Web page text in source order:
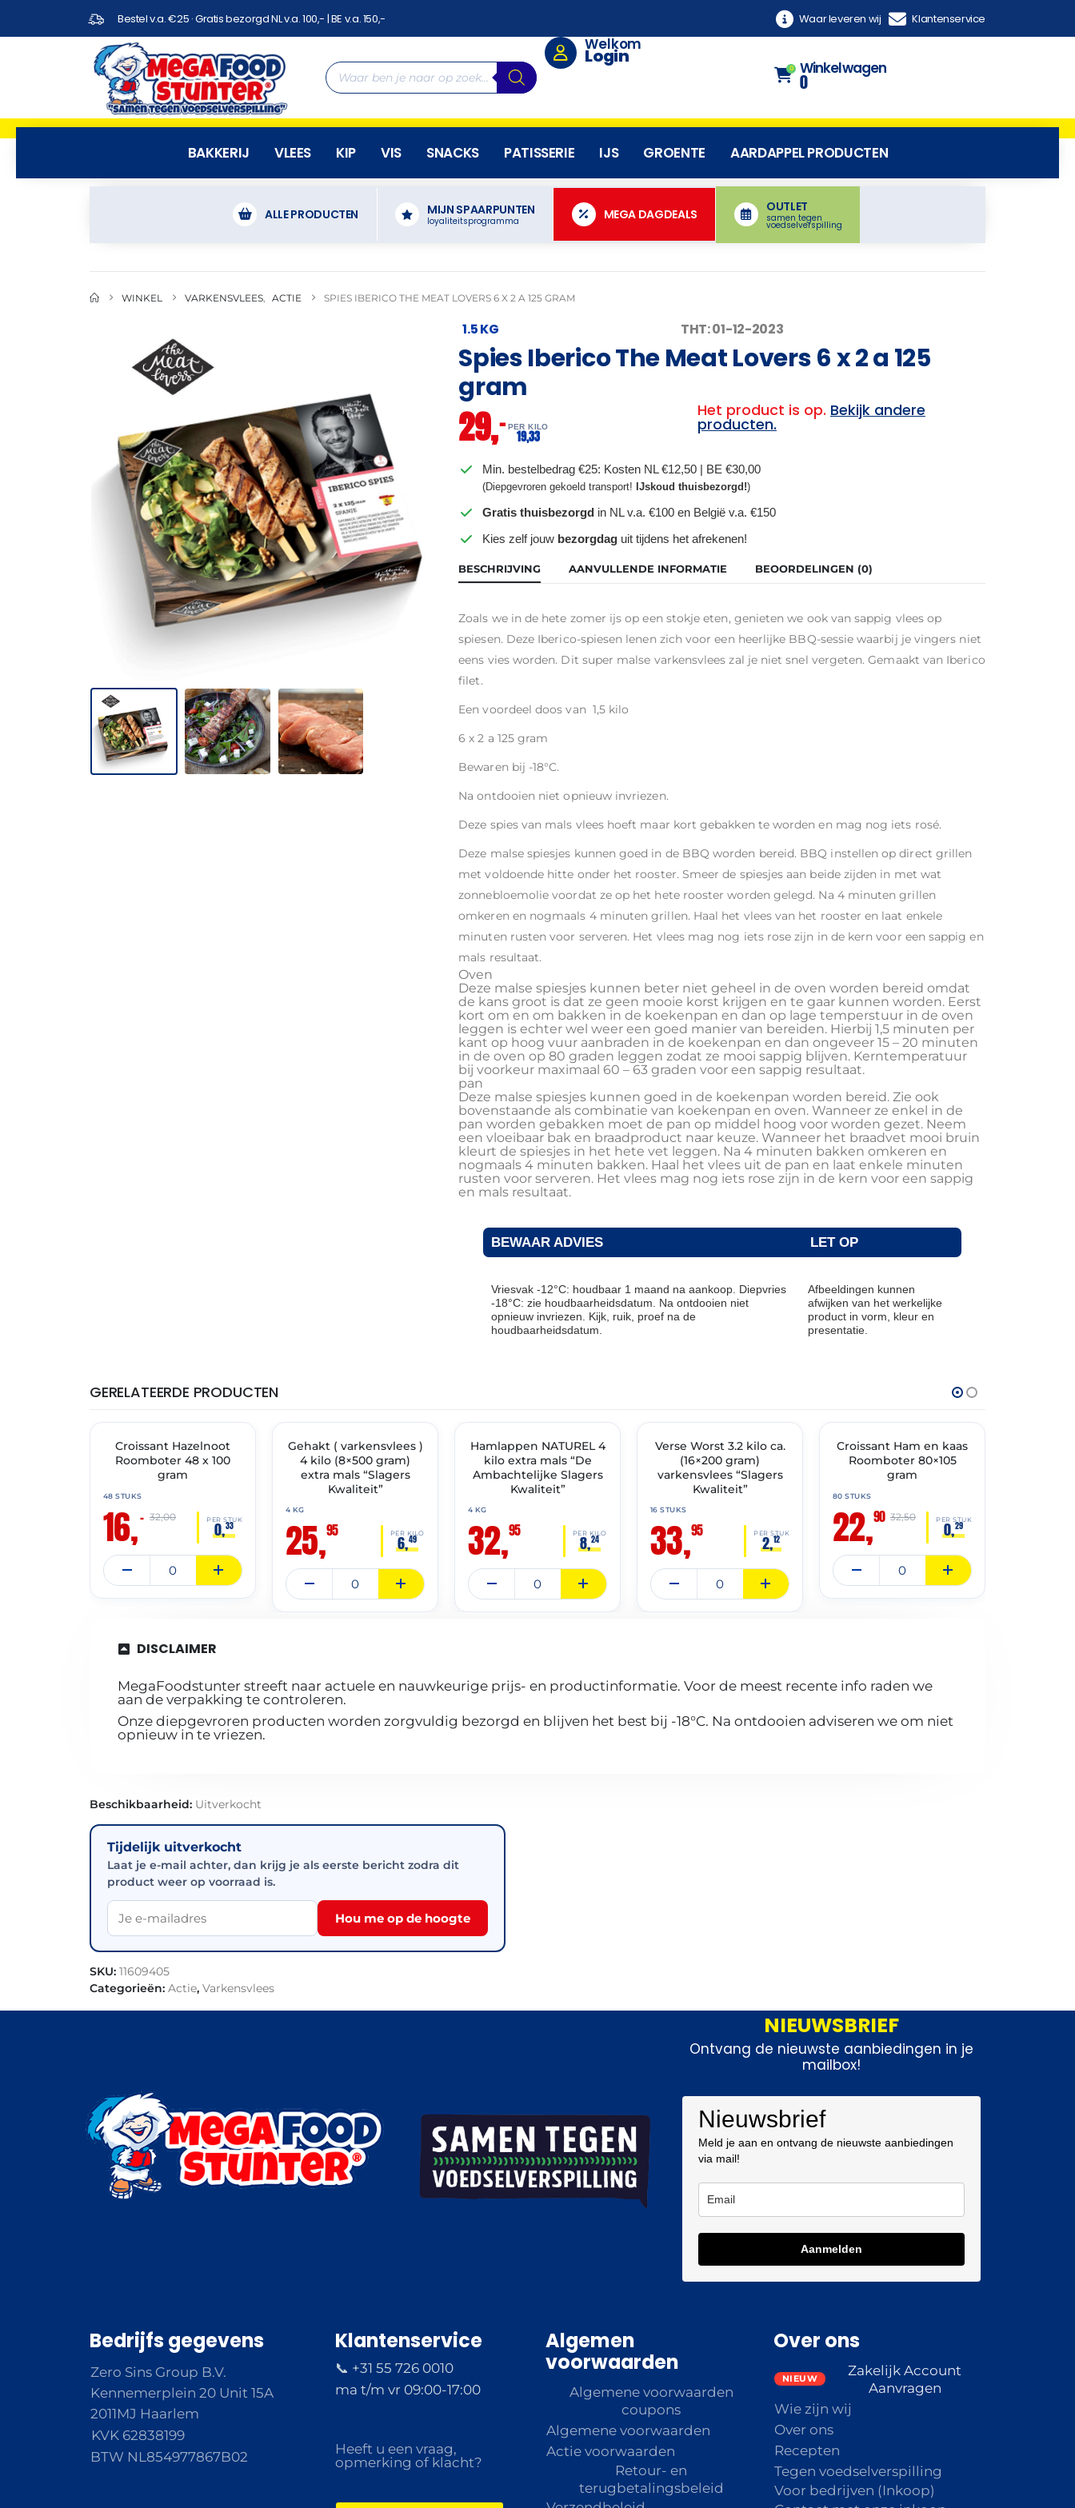
Bestel v.a. €25 · Gratis bezorgd NL v.a. 100,- | BE v.a. 150,- Waar leveren wij Klantenservice
Welkom
Login
0 Winkelwagen
0
BAKKERIJ VLEES KIP VIS SNACKS PATISSERIE IJS GROENTE AARDAPPEL PRODUCTEN
ALLE PRODUCTEN MIJN SPAARPUNTEN
loyaliteitsprogramma MEGA DAGDEALS
OUTLET
samen tegen
voedselverspilling
WINKEL VARKENSVLEES ACTIE SPIES IBERICO THE MEAT LOVERS 6 X 2 A 125 GRAM
1.5 KG THT: 01-12-2023
Spies Iberico The Meat Lovers 6 x 2 a 125
gram
29,– PER KILO
19,33
Het product is op. Bekijk andere
producten.
Min. bestelbedrag €25: Kosten NL €12,50 | BE €30,00
(Diepgevroren gekoeld transport!IJskoud thuisbezorgd!)
Gratis thuisbezorgd in NL v.a. €100 en België v.a. €150
Kies zelf jouw bezorgdag uit tijdens het afrekenen!
BESCHRIJVING AANVULLENDE INFORMATIE BEOORDELINGEN (0)
Zoals we in de hete zomer ijs op een stokje eten, genieten we ook van sappig vlees op
spiesen. Deze Iberico-spiesen lenen zich voor een heerlijke BBQ-sessie waarbij je vingers niet
eens vies worden. Dit super malse varkensvlees zal je niet snel vergeten. Gemaakt van Iberico
filet.
Een voordeel doos van 1,5 kilo
6 x 2 a 125 gram
Bewaren bij -18°C.
Na ontdooien niet opnieuw invriezen.
Deze spies van mals vlees hoeft maar kort gebakken te worden en mag nog iets rosé.
Deze malse spiesjes kunnen goed in de BBQ worden bereid. BBQ instellen op direct grillen
met voldoende hitte onder het rooster. Smeer de spiesjes aan beide zijden in met wat
zonnebloemolie voordat ze op het hete rooster worden gelegd. Na 4 minuten grillen
omkeren en nogmaals 4 minuten grillen. Haal het vlees van het rooster en laat enkele
minuten rusten voor serveren. Het vlees mag nog iets rose zijn in de kern voor een sappig en
mals resultaat.
Oven
Deze malse spiesjes kunnen beter niet geheel in de oven worden bereid omdat
de kans groot is dat ze geen mooie korst krijgen en te gaar kunnen worden. Eerst
kort om en om bakken in de koekenpan en dan op lage temperstuur in de oven
leggen is echter wel weer een goed manier van bereiden. Hierbij 1,5 minuten per
kant op hoog vuur aanbraden in de koekenpan en dan ongeveer 15 – 20 minuten
in de oven op 80 graden leggen zodat ze mooi sappig blijven. Kerntemperatuur
bij voorkeur maximaal 60 – 63 graden voor een sappig resultaat.
pan
Deze malse spiesjes kunnen goed in de koekenpan worden bereid. Zie ook
bovenstaande als combinatie van koekenpan en oven. Wanneer ze enkel in de
pan worden gebakken moet de pan op middel hoog voor worden gezet. Neem
een vloeibaar bak en braadproduct naar keuze. Wanneer het braadvet mooi bruin
kleurt de spiesjes in het hete vet leggen. Na 4 minuten bakken omkeren en
nogmaals 4 minuten bakken. Haal het vlees uit de pan en laat enkele minuten
rusten voor serveren. Het vlees mag nog iets rose zijn in de kern voor een sappig
en mals resultaat.
BEWAAR ADVIES LET OP
Vriesvak -12°C: houdbaar 1 maand na aankoop. Diepvries
-18°C: zie houdbaarheidsdatum. Na ontdooien niet
opnieuw invriezen. Kijk, ruik, proef na de
houdbaarheidsdatum.
Afbeeldingen kunnen
afwijken van het werkelijke
product in vorm, kleur en
presentatie.
GERELATEERDE PRODUCTEN
🔥 OP=OP
Croissant Hazelnoot
Roomboter 48 x 100
gram
48 STUKS
16,– PER STUK
0,33
32,00
✓ VAST ASSORTIMENT
Gehakt ( varkensvlees )
4 kilo (8×500 gram)
extra mals “Slagers
Kwaliteit”
4 KG
25,95 PER KILO
6,49
✓ VAST ASSORTIMENT
Hamlappen NATUREL 4
kilo extra mals “De
Ambachtelijke Slagers
Kwaliteit”
4 KG
32,95 PER KILO
8,24
✓ VAST ASSORTIMENT
Verse Worst 3.2 kilo ca.
(16×200 gram)
varkensvlees “Slagers
Kwaliteit”
16 STUKS
33,95 PER STUK
2,12
🔥 OP=OP
Croissant Ham en kaas
Roomboter 80×105
gram
80 STUKS
22,90 PER STUK
0,29
32,50
DISCLAIMER
MegaFoodstunter streeft naar actuele en nauwkeurige prijs- en productinformatie. Voor de meest recente info raden we
aan de verpakking te controleren.
Onze diepgevroren producten worden zorgvuldig bezorgd en blijven het best bij -18°C. Na ontdooien adviseren we om niet
opnieuw in te vriezen.
Beschikbaarheid: Uitverkocht
Tijdelijk uitverkocht
Laat je e-mail achter, dan krijg je als eerste bericht zodra dit
product weer op voorraad is.
Hou me op de hoogte
SKU: 11609405
Categorieën: Actie, Varkensvlees
NIEUWSBRIEF
Ontvang de nieuwste aanbiedingen in je
mailbox!
Nieuwsbrief
Meld je aan en ontvang de nieuwste aanbiedingen
via mail!
Aanmelden
Bedrijfs gegevens
Zero Sins Group B.V.
Kennemerplein 20 Unit 15A
2011MJ Haarlem
KVK 62838199
BTW NL854977867B02
Klantenservice
📞 +31 55 726 0010
ma t/m vr 09:00-17:00
Heeft u een vraag,
opmerking of klacht?
Algemen
voorwaarden
Algemene voorwaarden
coupons
Algemene voorwaarden
Actie voorwaarden
Retour- en
terugbetalingsbeleid
Over ons
Zakelijk Account
Aanvragen
Wie zijn wij
Over ons
Recepten
Tegen voedselverspilling
Voor bedrijven (Inkoop)